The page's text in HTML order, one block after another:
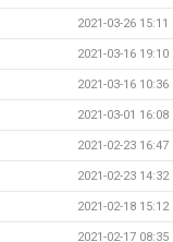
2021-03-26 15:11
2021-03-16 19:10
2021-03-16 10:36
2021-03-01 16:08
2021-02-23 16:47
2021-02-23 14:32
2021-02-18 15:12
2021-02-17 08:35